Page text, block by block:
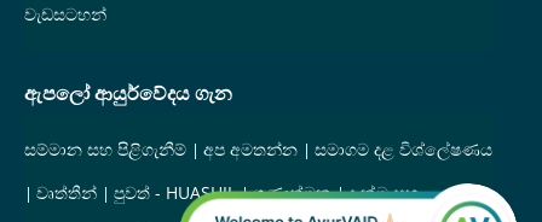
වැඩසටහන්
ඇපලෝ ආයුර්වේදය ගැන
සම්මාන සහ පිළිගැනීම් අප අමතන්න
සමාගම දළ විශ්ලේෂණය
වෘත්තීන්
පුවත් - HUASHIL ගුණාත්මක දැක්ම සහ